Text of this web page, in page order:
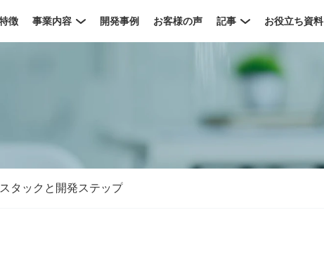
徴 事業内容 開発事例 お客様の声 記事 お役立ち資料
タックと開発ステップ